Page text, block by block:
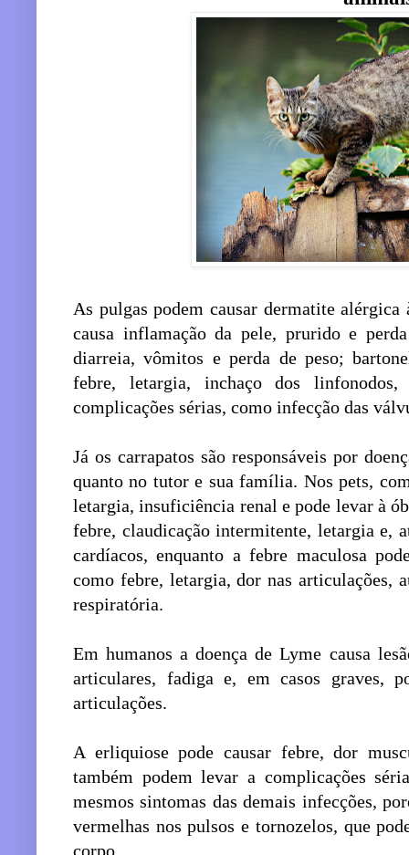
As pulgas podem causar dermatite alérgica
causa inflamação da pele, prurido e
diarreia, vômitos e perda de peso;
febre, letargia, inchaço dos
complicações sérias, como infecção das
Já os carrapatos são responsáveis por
quanto no tutor e sua família. Nos pets,
letargia, insuficiência renal e pode levar à
febre, claudicação intermitente, letargia e,
cardíacos, enquanto a febre maculosa
como febre, letargia, dor nas articulações,
respiratória.
Em humanos a doença de Lyme causa
articulares, fadiga e, em casos graves,
articulações.
A erliquiose pode causar febre, dor
também podem levar a complicações
mesmos sintomas das demais infecções,
vermelhas nos pulsos e tornozelos, que
corpo.